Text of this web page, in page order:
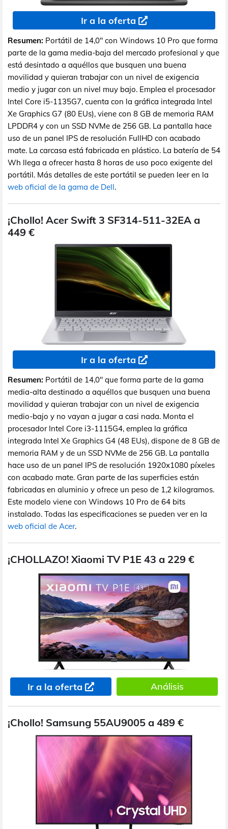
Ir a la oferta
Resumen: Portátil de 14,0" con Windows 10 Pro que forma
parte de la gama media-baja del mercado profesional y que
está desintado a aquéllos que busquen una buena
movilidad y quieran trabajar con un nivel de exigencia
medio y jugar con un nivel muy bajo. Emplea el procesador
Intel Core i5-1135G7, cuenta con la gráfica integrada Intel
Xe Graphics G7 (80 EUs), viene con 8 GB de memoria RAM
LPDDR4 y con un SSD NVMe de 256 GB. La pantalla hace
uso de un panel IPS de resolución FullHD con acabado
mate. La carcasa está fabricada en plástico. La batería de 54
Wh llega a ofrecer hasta 8 horas de uso poco exigente del
portátil. Más detalles de este portátil se pueden leer en la
web oficial de la gama de Dell.
¡Chollo! Acer Swift 3 SF314-511-32EA a
449 €
Ir a la oferta
Resumen: Portátil de 14,0" que forma parte de la gama
media-alta destinado a aquéllos que busquen una buena
movilidad y quieran trabajar con un nivel de exigencia
medio-bajo y no vayan a jugar a casi nada. Monta el
procesador Intel Core i3-1115G4, emplea la gráfica
integrada Intel Xe Graphics G4 (48 EUs), dispone de 8 GB de
memoria RAM y de un SSD NVMe de 256 GB. La pantalla
hace uso de un panel IPS de resolución 1920x1080 píxeles
con acabado mate. Gran parte de las superficies están
fabricadas en aluminio y ofrece un peso de 1,2 kilogramos.
Este modelo viene con Windows 10 Pro de 64 bits
instalado. Todas las especificaciones se pueden ver en la
web oficial de Acer.
¡CHOLLAZO! Xiaomi TV P1E 43 a 229 €
Ir a la oferta Análisis
¡Chollo! Samsung 55AU9005 a 489 €